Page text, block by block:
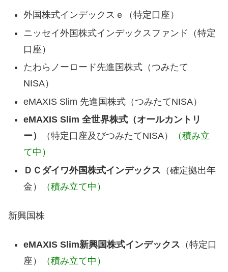
外国株式インデックスｅ（特定口座）
ニッセイ外国株式インデックスファンド（特定
口座）
たわらノーロード先進国株式（つみたて
NISA）
eMAXIS Slim 先進国株式（つみたてNISA）
eMAXIS Slim 全世界株式（オールカントリ
ー）
（特定口座及びつみたてNISA）
（積み立
て中）
ＤＣダイワ外国株式インデックス （確定拠出年
金）
（積み立て中）
新興国株
eMAXIS Slim新興国株式インデックス （特定口
座）
（積み立て中）